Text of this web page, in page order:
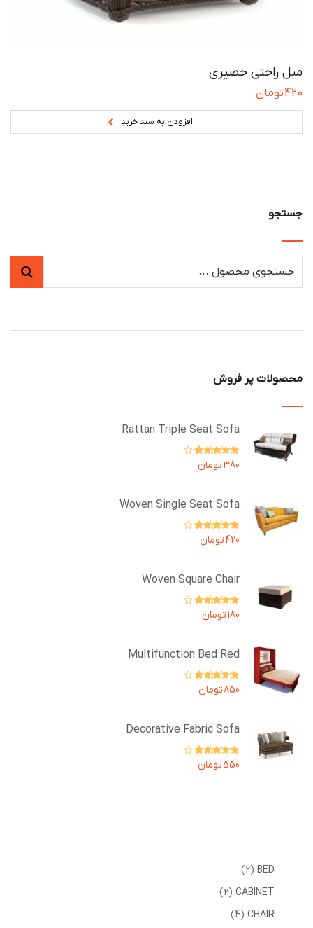
مبل راحتی حصیری
420تومان
افزودن به سبد خرید
جستجو
محصولات پر فروش
Rattan Triple Seat Sofa
امتیاز5.00 380تومان
Woven Single Seat Sofa
امتیاز4.67 420تومان
Woven Square Chair
امتیاز 4.00
180تومان
Multifunction Bed Red
امتیاز4.00
850تومان
Decorative Fabric Sofa
امتیاز4.00
550تومان
BED
2
CABINET
2
CHAIR
4